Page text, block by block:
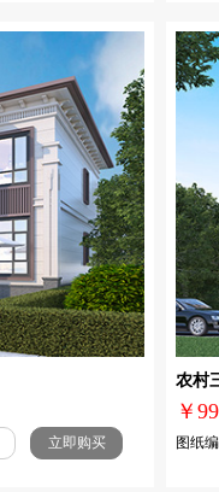
立即购买
农村
￥
图纸编